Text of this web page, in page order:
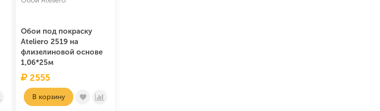
Обои под покраску
Ateliero 2519 на
флизелиновой основе
1,06*25м
2555
В корзину